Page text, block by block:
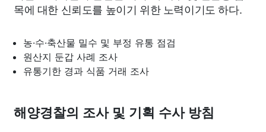
목에 대한 신뢰도를 높이기 위한 노력이기도 하다.
농·수·축산물 밀수 및 부정 유통 점검
원산지 둔갑 사례 조사
유통기한 경과 식품 거래 조사
해양경찰의 조사 및 기획 수사 방침